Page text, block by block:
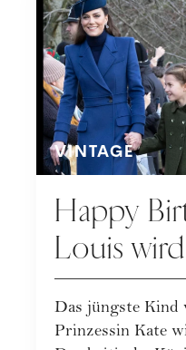
VINTAGE
Happy
Louis
Das jüngste
Prinzessin Kate